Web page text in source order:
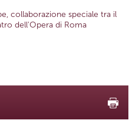
collaborazione speciale tra il
dell'Opera di Roma